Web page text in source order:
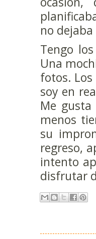
no
Tengo
Una
fotos.
soy en
Me
menos
su
regreso,
intento
disfrutar